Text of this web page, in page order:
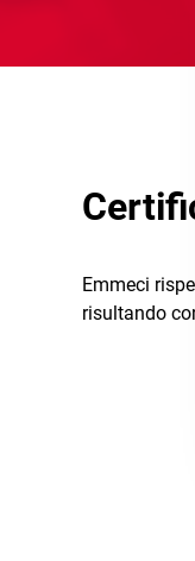
Emmeci
risultando